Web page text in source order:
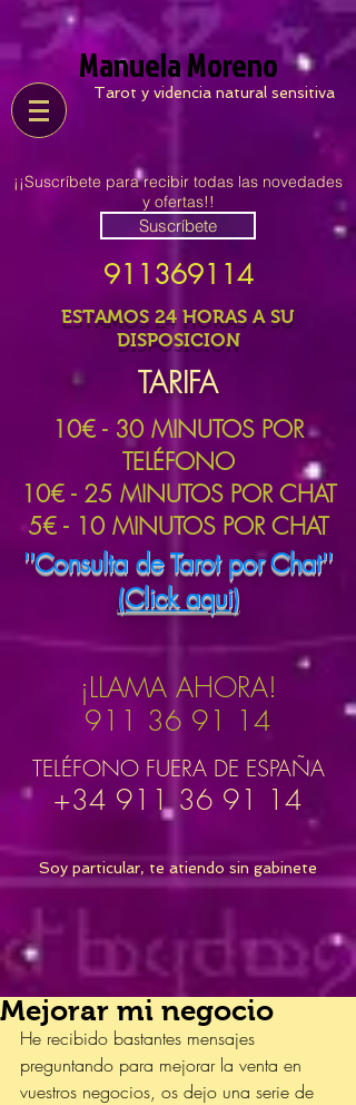
Manuela Moreno
Tarot y videncia natural sensitiva
¡¡Suscríbete para recibir todas las novedades
y ofertas!!
Suscríbete
911369114
ESTAMOS 24 HORAS A SU
DISPOSICION
TARIFA
10€ - 30 MINUTOS POR
TELÉFONO
10€ - 25 MINUTOS POR CHAT
5€ - 10 MINUTOS POR CHAT
''Consulta de Tarot por Chat''
(Click aqui)
¡LLAMA AHORA!
911 36 91 14
TELÉFONO FUERA DE ESPAÑA
+34 911 36 91 14
Soy particular, te atiendo sin gabinete
Mejorar mi negocio
He recibido bastantes mensajes
preguntando para mejorar la venta en
vuestros negocios, os dejo una serie de